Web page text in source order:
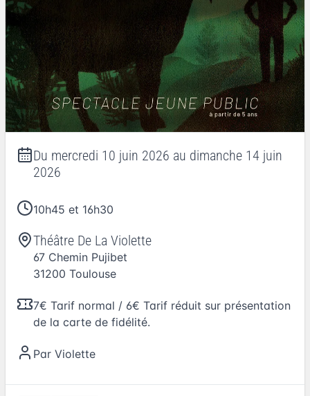
Du mercredi 10 juin 2026 au dimanche 14 juin
2026
10h45 et 16h30
Théâtre De La Violette
67 Chemin Pujibet
31200 Toulouse
7€ Tarif normal / 6€ Tarif réduit sur présentation
de la carte de fidélité.
Par Violette